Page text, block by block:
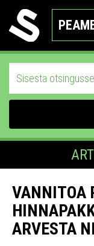
VANNITOA
ARVESTA